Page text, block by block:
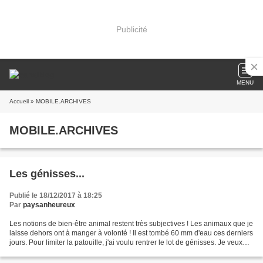
Publicité
MENU
Accueil » MOBILE.ARCHIVES
MOBILE.ARCHIVES
Les génisses...
Publié le 18/12/2017 à 18:25
Par paysanheureux
Les notions de bien-être animal restent très subjectives ! Les animaux que je
laisse dehors ont à manger à volonté ! Il est tombé 60 mm d'eau ces derniers
jours. Pour limiter la patouille, j'ai voulu rentrer le lot de génisses. Je veux